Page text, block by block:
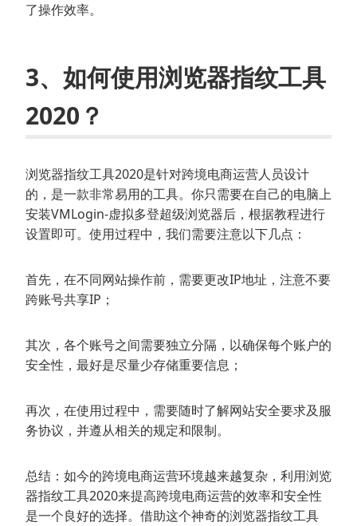
了操作效率。
3、如何使用浏览器指纹工具
2020？
浏览器指纹工具2020是针对跨境电商运营人员设计
的，是一款非常易用的工具。你只需要在自己的电脑上
安装VMLogin-虚拟多登超级浏览器后，根据教程进行
设置即可。使用过程中，我们需要注意以下几点：
首先，在不同网站操作前，需要更改IP地址，注意不要
跨账号共享IP；
其次，各个账号之间需要独立分隔，以确保每个账户的
安全性，最好是尽量少存储重要信息；
再次，在使用过程中，需要随时了解网站安全要求及服
务协议，并遵从相关的规定和限制。
总结：如今的跨境电商运营环境越来越复杂，利用浏览
器指纹工具2020来提高跨境电商运营的效率和安全性
是一个良好的选择。借助这个神奇的浏览器指纹工具